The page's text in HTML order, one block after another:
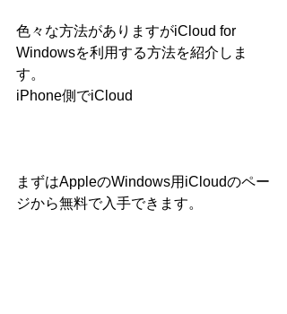
色々な方法がありますがiCloud for
Windowsを利用する方法を紹介しま
す。
iPhone側でiCloud
まずはAppleのWindows用iCloudのペー
ジから無料で入手できます。